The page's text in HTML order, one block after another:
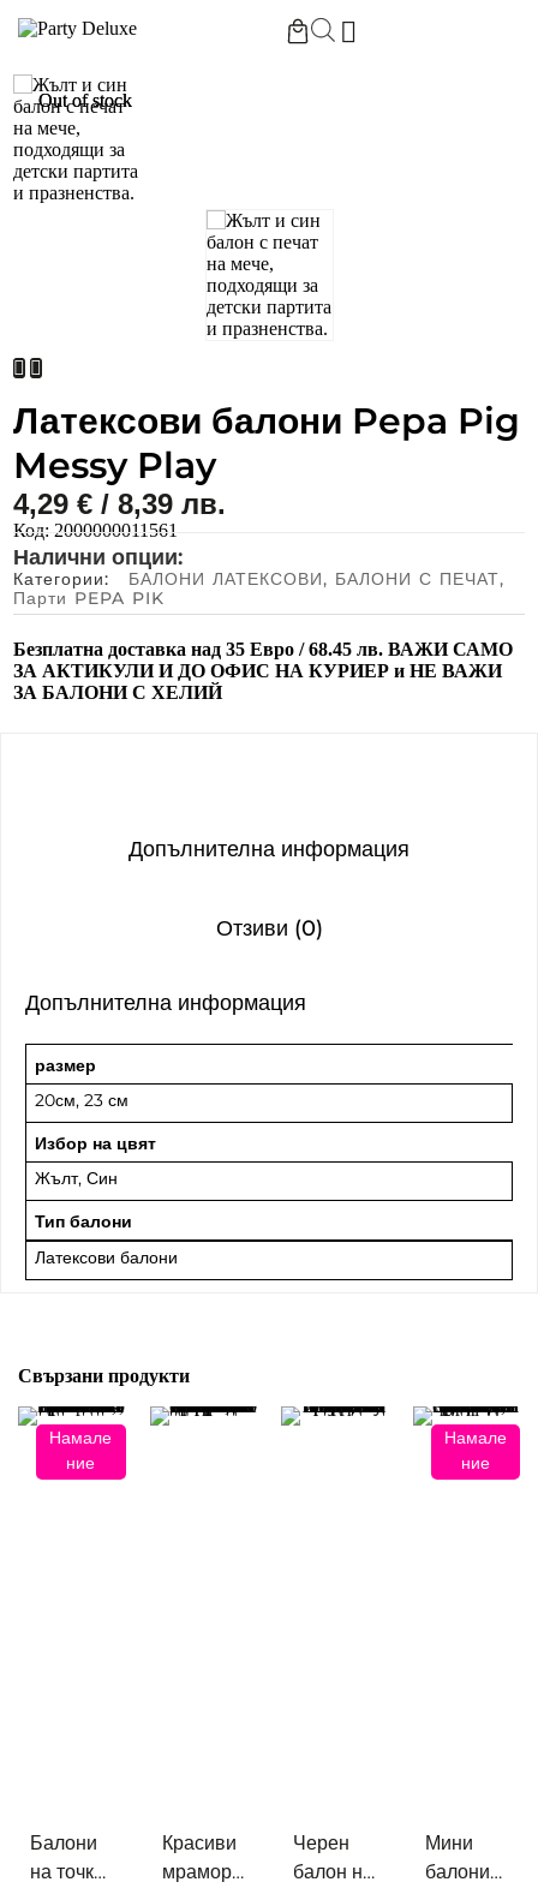
Начало / Латексови балони Pepa Pig Messy Play
Out of stock
Out of stock
Латексови балони Pepa Pig
Messy Play
4,29€ / 8,39 лв.
Код: 2000000011561
Налични опции:
Категории: БАЛОНИ ЛАТЕКСОВИ, БАЛОНИ С ПЕЧАТ,
Парти PEPA PIK
Безплатна доставка над35 Евро / 68.45 лв. ВАЖИ САМО
ЗА АКТИКУЛИ И ДО ОФИС НА КУРИЕР иНЕ ВАЖИ
ЗА БАЛОНИ С ХЕЛИЙ
Допълнителна информация
Отзиви (0)
Допълнителна информация
размер
20см, 23 см
Избор на цвят
Жълт, Син
Тип балони
Латексови балони
Свързани продукти
Намале
ние
Балони
на точки
Красиви
мраморн
Черен
балон на
Намале
ние
Мини
балони